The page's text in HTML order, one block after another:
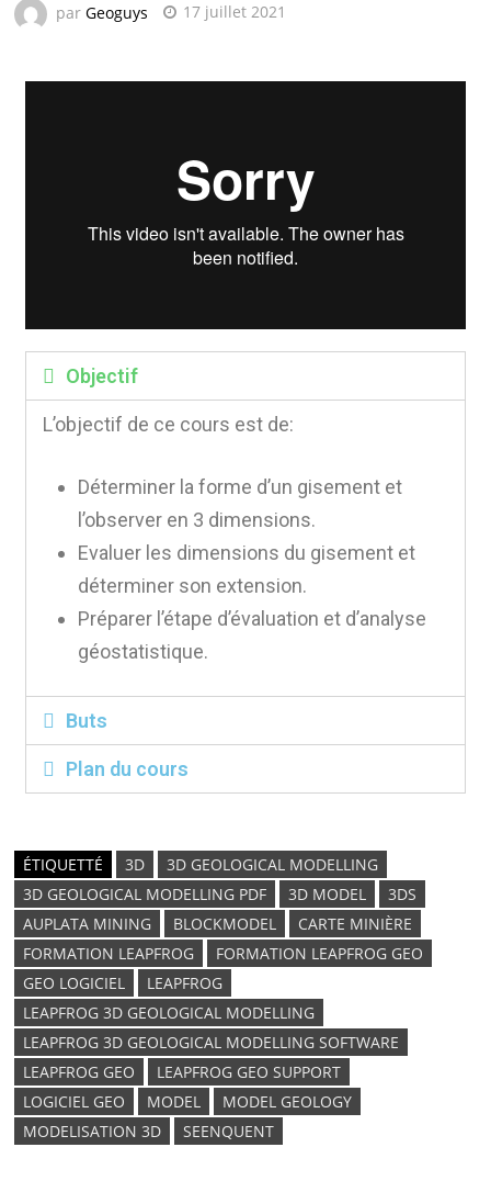
par Geoguys 17 juillet 2021
Objectif
L’objectif de ce cours est de:
Déterminer la forme d’un gisement et
l’observer en 3 dimensions.
Evaluer les dimensions du gisement et
déterminer son extension.
Préparer l’étape d’évaluation et d’analyse
géostatistique.
Buts
Plan du cours
ÉTIQUETTÉ 3D
3D GEOLOGICAL MODELLING
3D GEOLOGICAL MODELLING PDF
3D MODEL
3DS
AUPLATA MINING
BLOCKMODEL
CARTE MINIÈRE
FORMATION LEAPFROG
FORMATION LEAPFROG GEO
GEO LOGICIEL
LEAPFROG
LEAPFROG 3D GEOLOGICAL MODELLING
LEAPFROG 3D GEOLOGICAL MODELLING SOFTWARE
LEAPFROG GEO
LEAPFROG GEO SUPPORT
LOGICIEL GEO
MODEL
MODEL GEOLOGY
MODELISATION 3D
SEENQUENT